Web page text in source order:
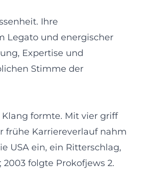
Ihre
Legato und energischer
Expertise und
Stimme der
formte. Mit vier griff
frühe Karriereverlauf nahm
USA ein, ein Ritterschlag,
folgte Prokofjews 2.